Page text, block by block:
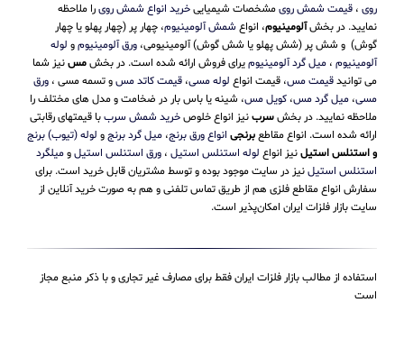
روی ، قیمت شمش رویمشخصات شیمیاییخرید انواع شمش رویرا ملاحظه
نمایید. در بخشآلومینیوم، انواع شمش آلومینیوم، چهار پر (چهار پهلو یا چهار
گوش) و شش پر (شش پهلو یا شش گوش) آلومینیومی، ورق آلومینیومو لوله
آلومینیوم ، میل گرد آلومینیومیرای فروش ارائه شده است. در بخشمسنیز شما
می توانیدقیمت مس، قیمت انواع لوله مسی، قیمت کاتد مسو تسمه مسی ، ورق
مسی، میل گرد مس، کویل مس، شینه یا باس بار در ضخامت و مدل های مختلف را
ملاحظه نمایید. در بخشسربنیز انواع خلوصخرید شمش سرببا قیمتهای رقابتی
ارائه شده است. انواع مقاطعبرنجی انواع ورق برنج، میل گرد برنجو لوله (تیوب) برنج
و استنلس استیلنیز انواع لوله استنلس استیل ، ورق استنلس استیلومیلگرد
استنلس استیلنیز در سایت موجود بوده و توسط مشتریان قابل خرید است. برای
سفارش انواع مقاطع فلزی هم از طریق تماس تلفنی و هم به صورت خرید آنلاین از
سایت بازار فلزات ایران امکان‌پذیر است.
استفاده از مطالب بازار فلزات ایران فقط برای مصارف غیر تجاری و با ذکر منبع مجاز
است